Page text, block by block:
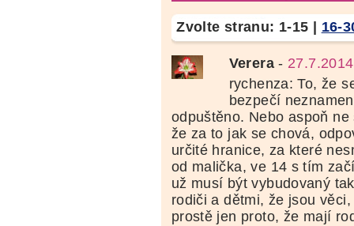
Zvolte stranu: 1-15 | 16-
Verera-
rychenza: To, že
bezpečí
odpuštěno. Nebo aspoň
že za to jak se chová,
určité hranice, za které
od malička, ve 14 s tím
už musí být vybudovaný
rodiči a dětmi, že jsou
prostě jen proto, že mají